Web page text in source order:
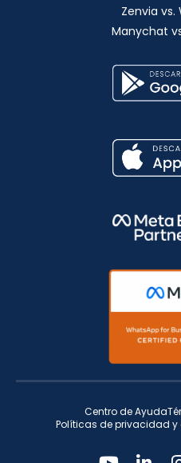
Zenvia
Manychat
Centro de Ayuda
Políticas de privacidad y